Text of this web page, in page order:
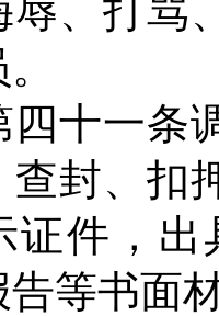
辱、打骂
一条调
查封、扣
证件，
告等书面